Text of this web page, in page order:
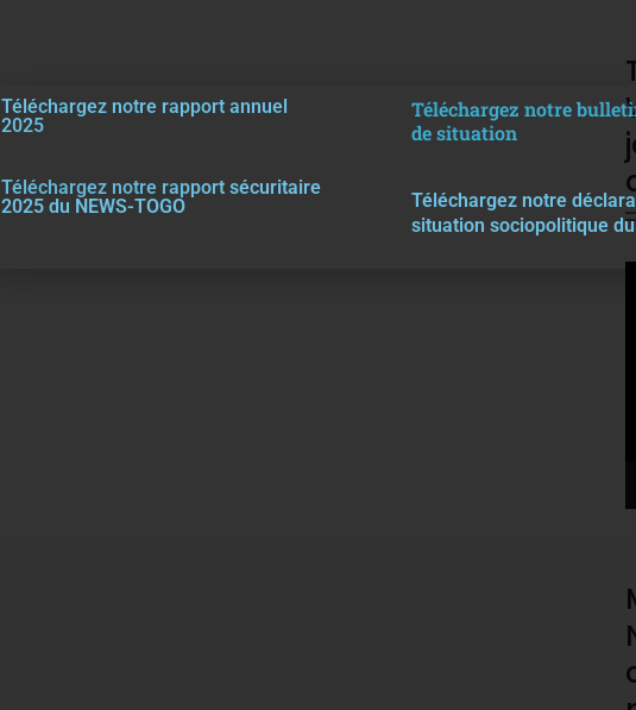
Téléchargez notre rapport annuel
2025
Téléchargez notre rapport sécuritaire
2025 du NEWS-TOGO
Téléchargez notre
de situation
Téléchargez notre déclar
situation sociopolitique